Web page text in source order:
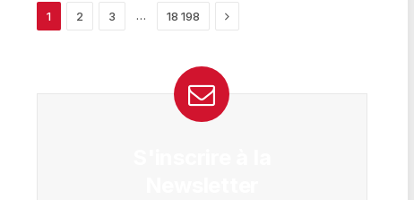
1 2 3 … 18 198 Next